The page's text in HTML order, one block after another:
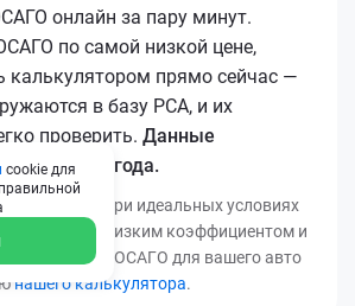
онлайн за пару минут.
по самой низкой цене,
калькулятором прямо сейчас —
в базу РСА, и их
проверить. Данные
марта 2026 года.
получена при идеальных условиях
регион с низким коэффициентом и
стоимость ОСАГО для вашего авто
нашего калькулятора.
cookie для